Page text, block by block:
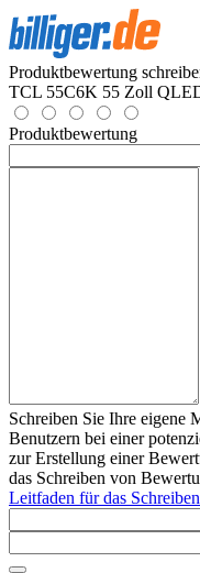
Produktbewertung
TCL 55C6K 55 Zoll
Produktbewertung
Schreiben Sie Ihre eigene
Benutzern bei einer
zur Erstellung einer
das Schreiben von
Leitfaden für das